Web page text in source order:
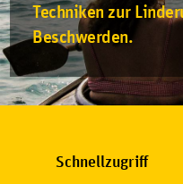
Techniken zur
Beschwerden.
Schnellzugriff